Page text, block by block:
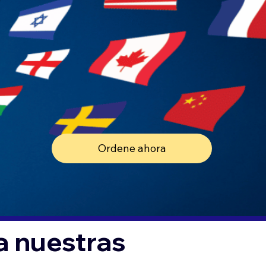
Ordene ahora
nuestras